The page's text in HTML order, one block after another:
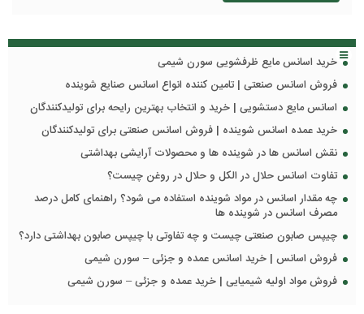
خرید اسانس مایع ظرفشویی سورن شیمی
فروش اسانس صنعتی | تامین کننده انواع اسانس صنایع شوینده
اسانس مایع دستشویی | خرید و انتخاب بهترین رایحه برای تولیدکنندگان
خرید عمده اسانس شوینده | فروش اسانس صنعتی برای تولیدکنندگان
نقش اسانس ها در شوینده ها و محصولات آرایشی بهداشتی
تفاوت اسانس حلال در الکل و حلال در روغن چیست؟
چه مقدار اسانس در مواد شوینده استفاده می شود؟ راهنمای کامل درصد
مصرف اسانس در شوینده ها
چیپس صابون صنعتی چیست و چه تفاوتی با چیپس صابون بهداشتی دارد؟
فروش اسانس | خرید اسانس عمده و جزئی – سورن شیمی
فروش مواد اولیه شیمیایی | خرید عمده و جزئی – سورن شیمی